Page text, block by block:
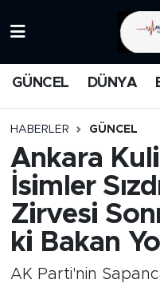
GÜNCEL DÜNYA
HABERLER GÜNCEL
Ankara
İsimler
Zirvesi
ki Bakan
AK Parti'nin
MEDYA
FİNANS
DÜNYA
Trafik Durumu
Süper Lig Puan
Tüm Manşetler